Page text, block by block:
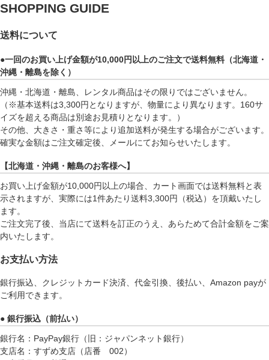
SHOPPING GUIDE
送料について
●一回のお買い上げ金額が10,000円以上のご注文で送料無料（北海道・
沖縄・離島を除く）
沖縄・北海道・離島、レンタル商品はその限りではございません。
（※基本送料は3,300円となりますが、物量により異なります。160サ
イズを超える商品は別途お見積りとなります。）
その他、大きさ・重さ等により追加送料が発生する場合がございます。
確実な金額はご注文確定後、メールにてお知らせいたします。
【北海道・沖縄・離島のお客様へ】
お買い上げ金額が10,000円以上の場合、カート画面では送料無料と表
示されますが、実際には1件あたり送料3,300円（税込）を頂戴いたし
ます。
ご注文完了後、当店にて送料を訂正のうえ、あらためて合計金額をご案
内いたします。
お支払い方法
銀行振込、クレジットカード決済、代金引換、後払い、Amazon payが
ご利用できます。
● 銀行振込（前払い）
銀行名：PayPay銀行（旧：ジャパンネット銀行）
支店名：すずめ支店（店番 002）